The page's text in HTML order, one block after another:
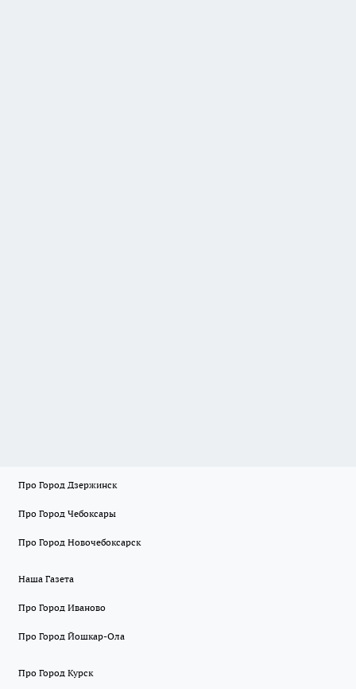
Про Город Дзержинск
Про Город Чебоксары
Про Город Новочебоксарск
Наша Газета
Про Город Иваново
Про Город Йошкар-Ола
Про Город Курск